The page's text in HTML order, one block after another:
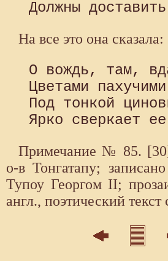
На все это она сказала:
О вождь, там,
Цветами
Под тонкой
Примечание № 85.
о-в Тонгатапу;
Тупоу Георгом II;
англ., поэтический текст